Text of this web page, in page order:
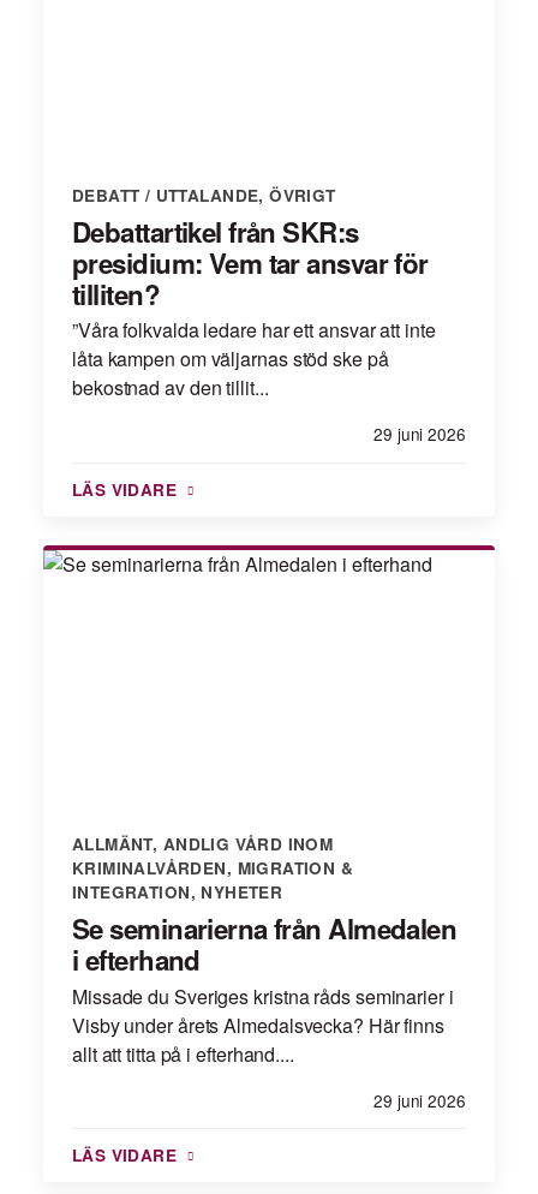
DEBATT / UTTALANDE,ÖVRIGT
Debattartikel från SKR:s
presidium: Vem tar ansvar för
tilliten?
29 juni 2026
”Våra folkvalda ledare har ett ansvar att inte
låta kampen om väljarnas stöd ske på
bekostnad av den tillit...
LÄS VIDARE
ALLMÄNT, ANDLIG VÅRD INOM
KRIMINALVÅRDEN, MIGRATION &
INTEGRATION, NYHETER
Se seminarierna från Almedalen
i efterhand
29 juni 2026
Missade du Sveriges kristna råds seminarier i
Visby under årets Almedalsvecka? Här finns
allt att titta på i efterhand....
LÄS VIDARE